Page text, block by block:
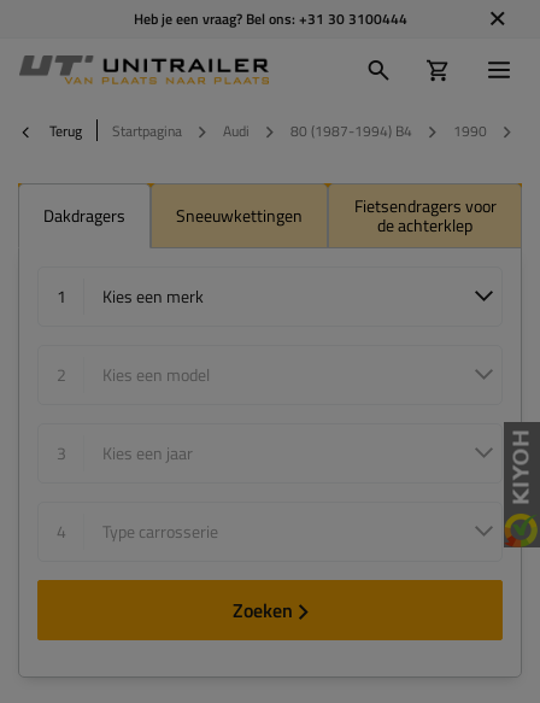
Heb je een vraag? Bel ons: +31 30 3100444
Terug Startpagina Audi 80 (1987-1994) B4 1990
Dakdragers Sneeuwkettingen Fietsendragers voor
de achterklep
1 Kies een merk
2 Kies een model
3 Kies een jaar
4 Type carrosserie
Zoeken